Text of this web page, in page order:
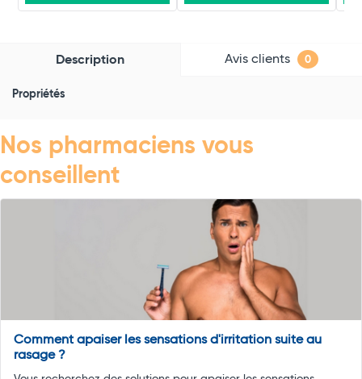
Description Avis clients 0
Propriétés
Nos pharmaciens vous
conseillent
Comment apaiser les sensations d'irritation suite au
rasage ?